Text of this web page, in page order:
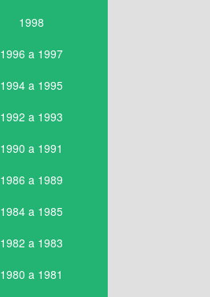
1998
1996 a 1997
1994 a 1995
1992 a 1993
1990 a 1991
1986 a 1989
1984 a 1985
1982 a 1983
1980 a 1981